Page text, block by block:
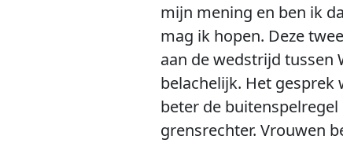
mijn mening en ben ik
mag ik hopen. Deze
aan de wedstrijd tussen
belachelijk. Het gesprek
beter de
grensrechter. Vrouwen